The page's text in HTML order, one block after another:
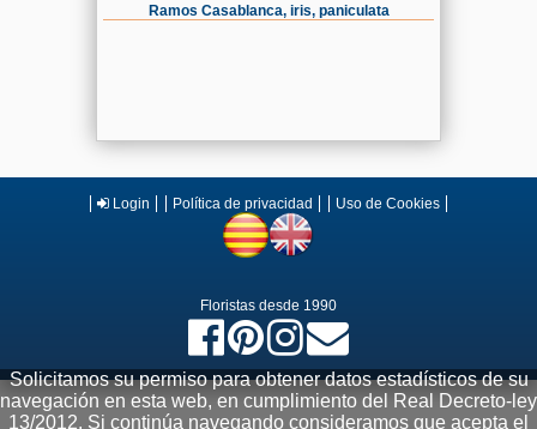
Ramos Casablanca, iris, paniculata
Login Política de privacidad Uso de Cookies
Floristas desde 1990
Solicitamos su permiso para obtener datos estadísticos de su
navegación en esta web, en cumplimiento del Real Decreto-ley
13/2012. Si continúa navegando consideramos que acepta el